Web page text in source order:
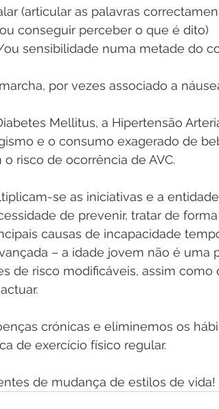
(articular as palavras
conseguir perceber o que é dito)
sensibilidade numa metade do
por vezes associado a
Mellitus, a Hipertensão
e o consumo exagerado de
risco de ocorrência de AVC.
se as iniciativas e a
de prevenir, tratar de
causas de incapacidade
– a idade jovem não é uma
de risco modificáveis, assim como
crónicas e eliminemos os
de exercício físico regular.
de mudança de estilos de vida!